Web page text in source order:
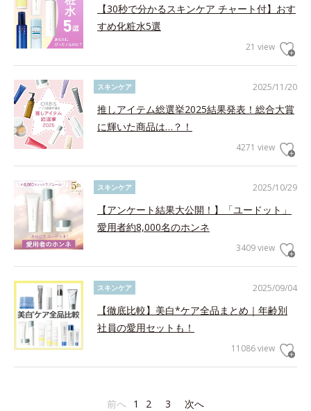
【30秒で分かるスキンケア チャート付】おす
すめ化粧水5選
21 view
2025/11/20
スキンケア
推しアイテム総選挙2025結果発表！総合大賞
に輝いた商品は…？！
4271 view
2025/10/29
スキンケア
【アンケート結果大公開！】「ユードット」
愛用者約8,000名のホンネ
3409 view
2025/09/04
スキンケア
【徹底比較】美白*ケア全品まとめ｜年齢別
社員の愛用セットも！
11086 view
前へ 1 2 3 次へ